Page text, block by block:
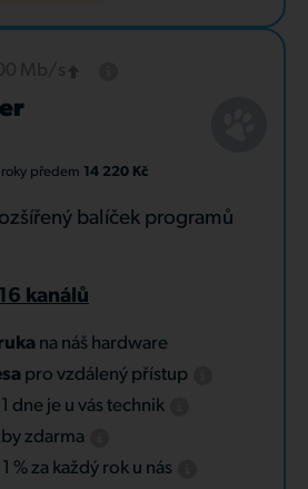
předem 14 220 Kč
balíček programů
kanálů
na náš hardware
pro vzdálený přístup
dne je u vás technik
zdarma
% za každý rok u nás